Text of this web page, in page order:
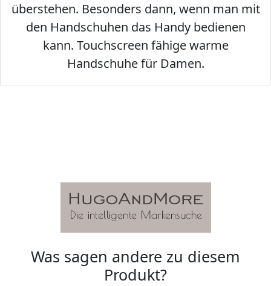
überstehen. Besonders dann, wenn man mit
den Handschuhen das Handy bedienen
kann. Touchscreen fähige warme
Handschuhe für Damen.
Was sagen andere zu diesem
Produkt?